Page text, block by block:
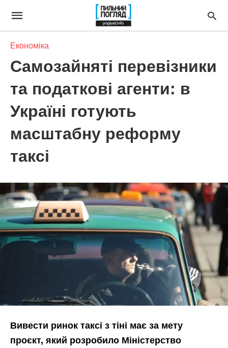
Економіка
Самозайняті перевізники
та податкові агенти: в
Україні готують
масштабну реформу
таксі
Вивести ринок таксі з тіні має за мету
проєкт, який розробило Міністерство